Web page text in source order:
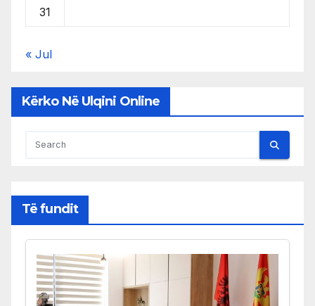
31
« Jul
Kërko Në Ulqini Online
Të fundit